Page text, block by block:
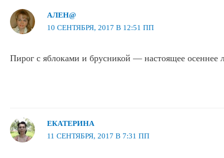
АЛЕН@
10 СЕНТЯБРЯ, 2017 В 12:51 ПП
Пирог с яблоками и брусникой — настоящее осеннее
ЕКАТЕРИНА
11 СЕНТЯБРЯ, 2017 В 7:31 ПП